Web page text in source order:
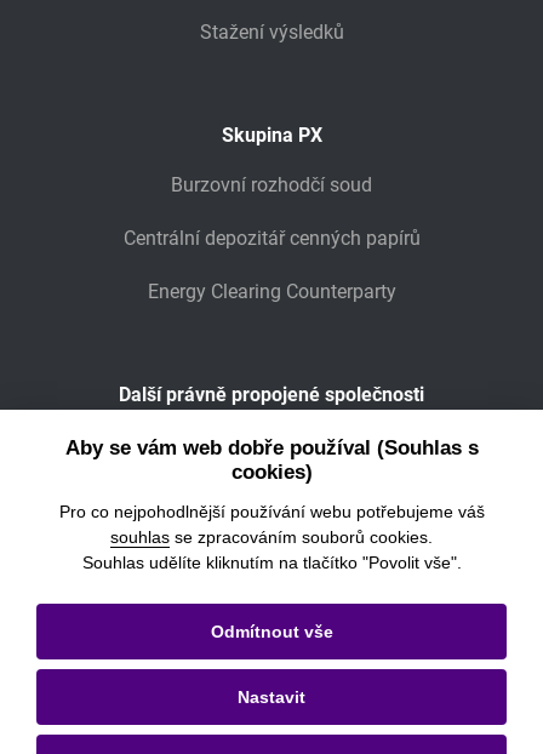
Stažení výsledků
Skupina PX
Burzovní rozhodčí soud
Centrální depozitář cenných papírů
Energy Clearing Counterparty
Další právně propojené společnosti
Wiener Börse
Právní informace
Nastavení cookies
Ochrana osobních údajů a cookies
Aby se vám web dobře používal (Souhlas s
cookies)
Pro co nejpohodlnější používání webu potřebujeme váš
souhlas se zpracováním souborů cookies.
Souhlas udělíte kliknutím na tlačítko "Povolit vše".
Nastavit
Odmítnout vše